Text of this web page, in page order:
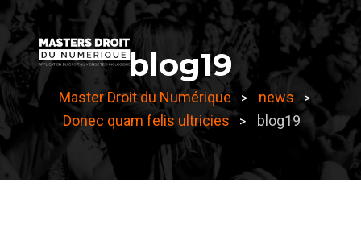
Skip
to
content
blog19
Master Droit du Numérique > news >
Donec quam felis ultricies > blog19